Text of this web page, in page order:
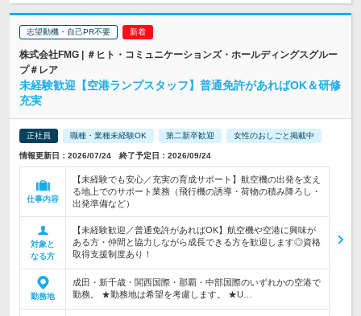
志望動機・自己PR不要
株式会社FMG | ＃ヒト・コミュニケーションズ・ホールディングスグルー
プ＃レア
未経験歓迎【空港ランプスタッフ】普通免許があればOK＆研修
充実
正社員 職種・業種未経験OK 第二新卒歓迎 女性のおしごと掲載中
情報更新日：2026/07/24 終了予定日：2026/09/24
仕事内容
【未経験でも安心／充実の育成サポート】航空機の出発を支え
る地上でのサポート業務（飛行機の誘導・荷物の積み降ろし・
出発準備など）
対象と
なる方
【未経験歓迎／普通免許があればOK】航空機や空港に興味が
ある方・仲間と協力しながら成長できる方を歓迎します◎資格
取得支援制度あり！
勤務地
成田・新千歳・関西国際・那覇・中部国際のいずれかの空港で
勤務。 ★勤務地は希望を考慮します。 ★U…